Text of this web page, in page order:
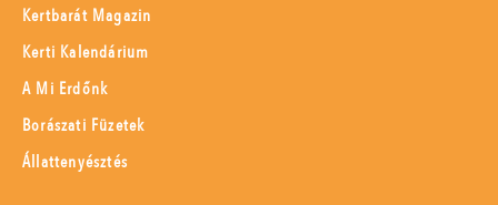
Kertbarát Magazin
Kerti Kalendárium
A Mi Erdőnk
Borászati Füzetek
Állattenyésztés